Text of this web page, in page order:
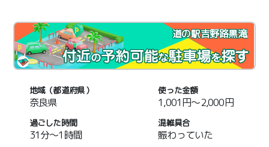
道の駅吉野路黒滝
地域（都道府県）
奈良県
使った金額
1,001円～2,000円
過ごした時間
31分～1時間
混雑具合
賑わっていた